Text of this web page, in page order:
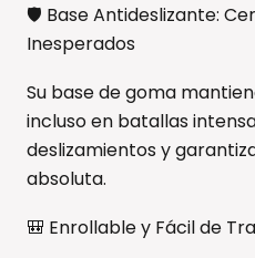
🛡️ Base Antideslizante:
Inesperados
Su base de goma
incluso en batallas
deslizamientos y
absoluta.
🎒 Enrollable y Fácil de